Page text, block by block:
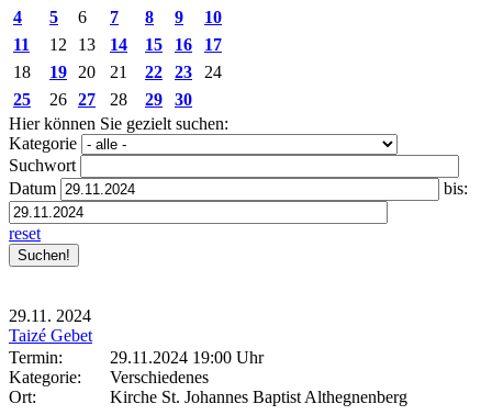
4
5 6 7 8 9
10
11
12 13 14 15 16
17
18
19 20 21 22 23
24
25
26 27 28 29
30
Hier können Sie gezielt suchen:
Kategorie
Suchwort
Datum
bis:
reset
29.11. 2024
Taizé Gebet
Termin:
29.11.2024 19:00 Uhr
Kategorie:
Verschiedenes
Ort:
Kirche St. Johannes Baptist Althegnenberg